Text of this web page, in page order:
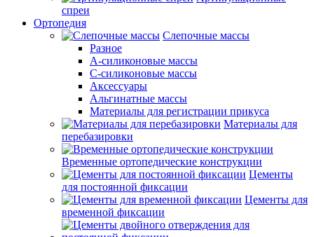
спреи
Ортопедия
Слепочные массы
Разное
А-силиконовые массы
С-силиконовые массы
Аксессуары
Альгинатные массы
Материалы для регистрации прикуса
Материалы для
перебазировки
Временные ортопедические конструкции
Цементы
для постоянной фиксации
Цементы для
временной фиксации